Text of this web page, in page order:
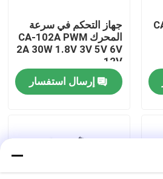
جهاز التحكم في سرعة
المحرك CA-102A PWM
2A 30W 1.8V 3V 5V 6V
12V
إرسال استفسار